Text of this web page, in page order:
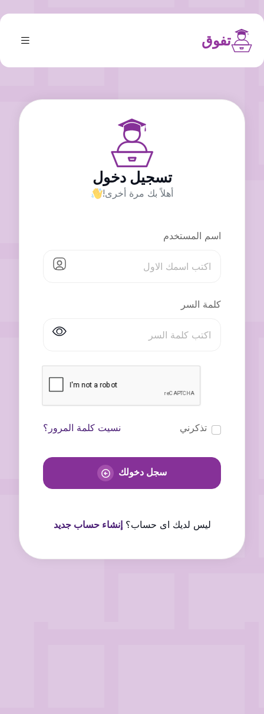
تفوق
تسجيل دخول
أهلاً بك مرة أخرى!
اسم المستخدم
كلمة السر
تذكرني نسيت كلمة المرور؟
سجل دخولك
ليس لديك اى حساب؟إنشاء حساب جديد